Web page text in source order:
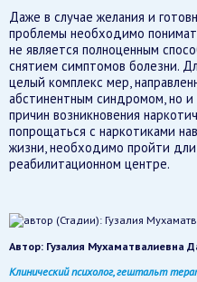
Даже в случае желания и
проблемы необходимо
не является полноценным
снятием симптомов болезни.
целый комплекс мер,
абстинентным синдромом, но и
причин возникновения
попрощаться с наркотиками
жизни, необходимо пройти
реабилитационном центре.
Автор: Гузалия Мухаматвалиевна
Клинический психолог, гештальт